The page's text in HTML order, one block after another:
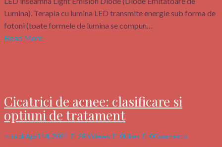
Lumina). Terapia cu lumina LED transmite energie sub forma de
fotoni (toate formele de lumina se compun…
Read More
Cicatrici de acnee: clasificare si
optiuni de tratament
ArticoleApril 14, 2021 28KViews 0Likes 0Comments